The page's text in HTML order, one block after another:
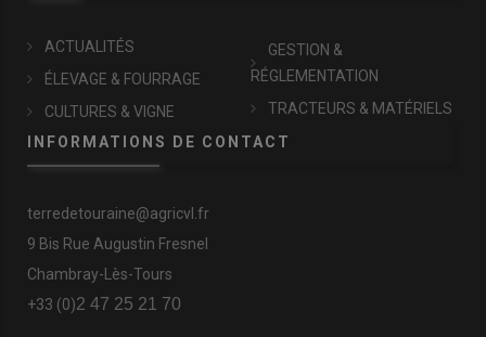
ACTUALITÉS
ÉLEVAGE & FOURRAGE
CULTURES & VIGNE
GESTION &
RÉGLEMENTATION
TRACTEURS & MATÉRIELS
INFORMATIONS DE CONTACT
terredetouraine@agricvl.fr
9 Bis Rue Augustin Fresnel
Chambray-Lès-Tours
+33 (0)2 47 25 21 70